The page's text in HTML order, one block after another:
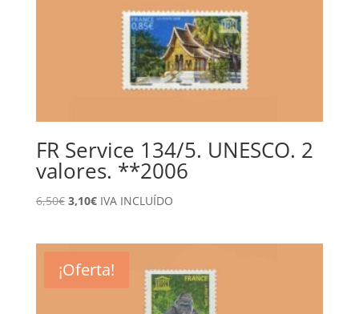
FR Service 134/5. UNESCO. 2
valores. **2006
6,50€ El
6,50€.
3,10€El
3,10€.
IVA INCLUÍDO
¡Oferta!